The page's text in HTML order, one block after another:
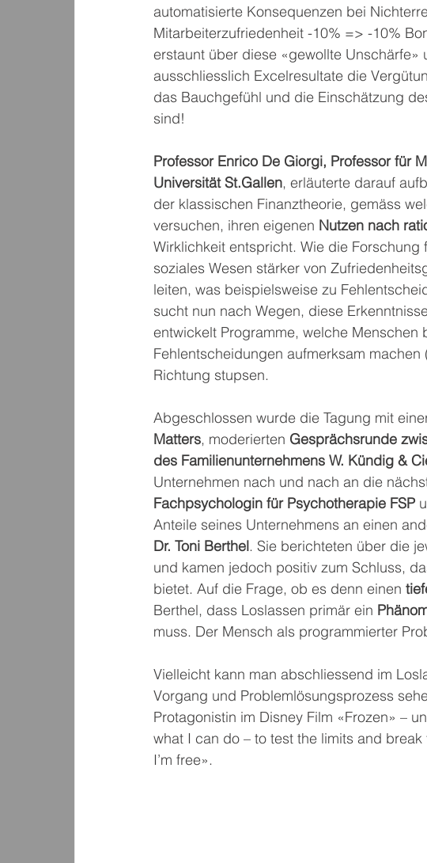
automatisierte Konsequenzen bei
Mitarbeiterzufriedenheit -10% => -10%
erstaunt über diese «gewollte
ausschliesslich Excelresultate die
das Bauchgefühl und die Einschätzung
sind!
Professor Enrico De Giorgi, Professor für
Universität St.Gallen, erläuterte darauf
der klassischen Finanztheorie, gemäss
versuchen, ihren eigenen Nutzen nach
Wirklichkeit entspricht. Wie die
soziales Wesen stärker von
leiten, was beispielsweise zu
sucht nun nach Wegen, diese
entwickelt Programme, welche
Fehlentscheidungen aufmerksam
Richtung stupsen.
Abgeschlossen wurde die Tagung mit
Matters, moderierten Gesprächsrunde
des Familienunternehmens W. Kündig &
Unternehmen nach und nach an die
Fachpsychologin für Psychotherapie FSP
Anteile seines Unternehmens an einen
Dr. Toni Berthel. Sie berichteten über die
und kamen jedoch positiv zum Schluss,
bietet. Auf die Frage, ob es denn einen
Berthel, dass Loslassen primär ein
muss. Der Mensch als programmierter
Vielleicht kann man abschliessend im
Vorgang und Problemlösungsprozess
Protagonistin im Disney Film «Frozen» –
what I can do – to test the limits and
I’m free».